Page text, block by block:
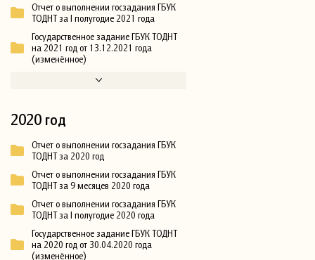
Отчет о выполнении госзадания ГБУК
ТОДНТ за I полугодие 2021 года
Государственное задание ГБУК ТОДНТ
на 2021 год от 13.12.2021 года
(изменённое)
2020 год
Отчет о выполнении госзадания ГБУК
ТОДНТ за 2020 год
Отчет о выполнении госзадания ГБУК
ТОДНТ за 9 месяцев 2020 года
Отчет о выполнении госзадания ГБУК
ТОДНТ за I полугодие 2020 года
Государственное задание ГБУК ТОДНТ
на 2020 год от 30.04.2020 года
(изменённое)